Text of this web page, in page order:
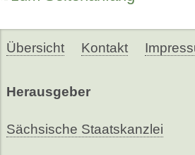
Übersicht Kontakt
Herausgeber
Sächsische Staatskanzlei